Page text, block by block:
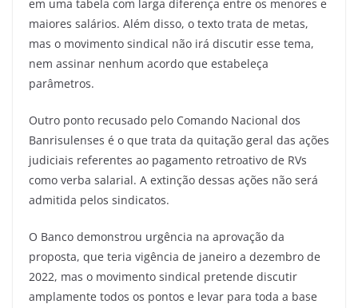
em uma tabela com larga diferença entre os menores e
maiores salários. Além disso, o texto trata de metas,
mas o movimento sindical não irá discutir esse tema,
nem assinar nenhum acordo que estabeleça
parâmetros.
Outro ponto recusado pelo Comando Nacional dos
Banrisulenses é o que trata da quitação geral das ações
judiciais referentes ao pagamento retroativo de RVs
como verba salarial. A extinção dessas ações não será
admitida pelos sindicatos.
O Banco demonstrou urgência na aprovação da
proposta, que teria vigência de janeiro a dezembro de
2022, mas o movimento sindical pretende discutir
amplamente todos os pontos e levar para toda a base